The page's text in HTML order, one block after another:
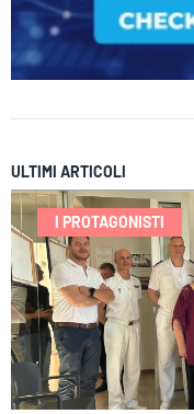
ULTIMI ARTICOLI
I PROTAGONISTI